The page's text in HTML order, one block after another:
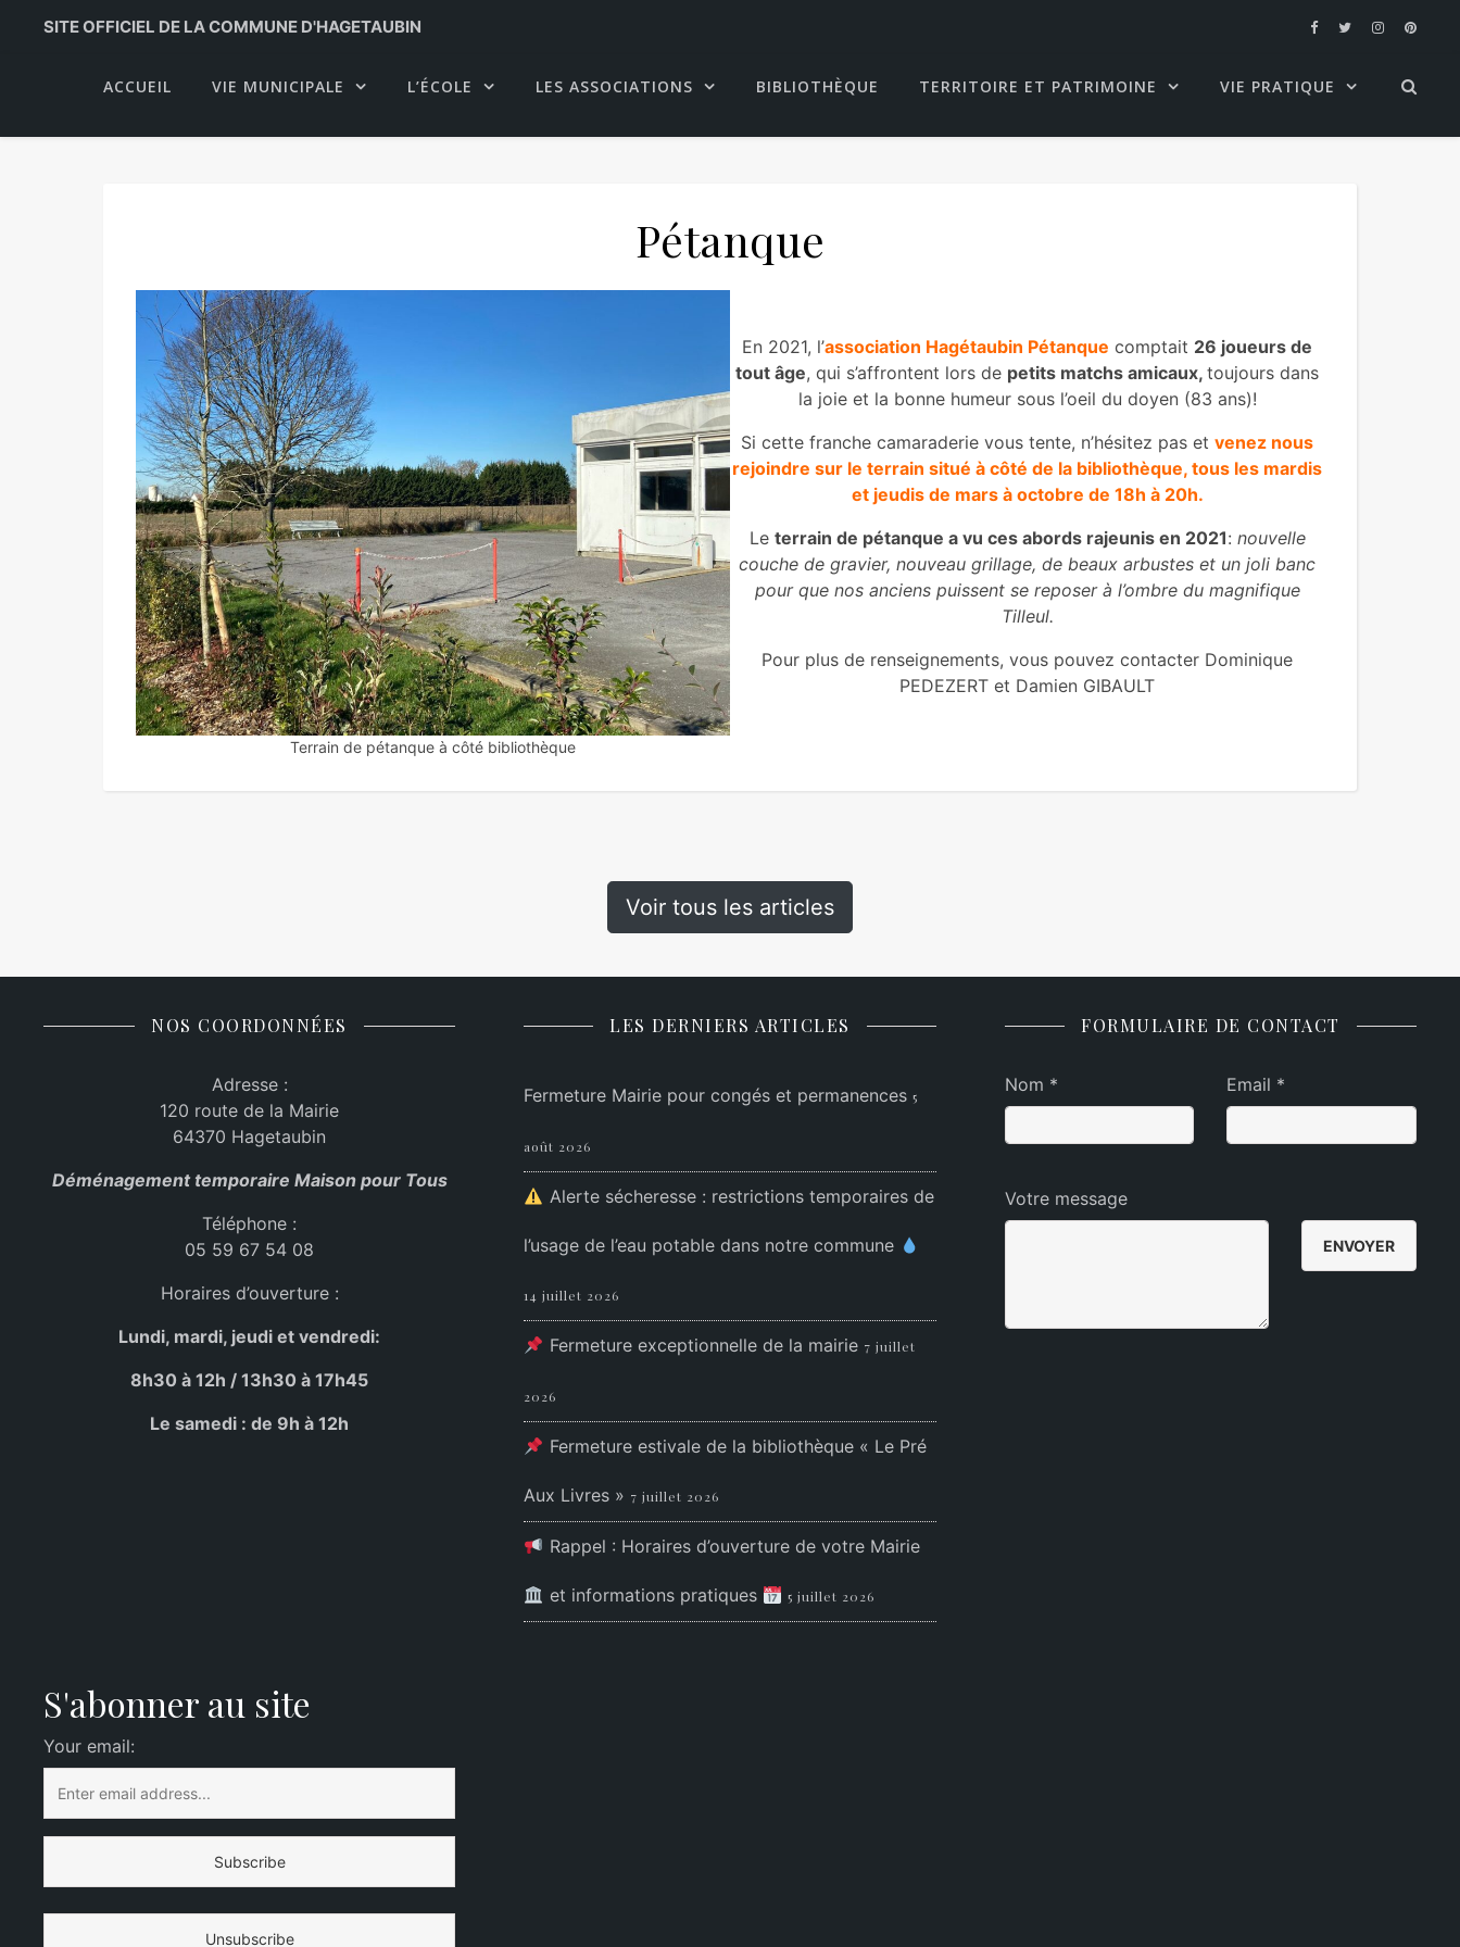
SITE OFFICIEL DE LA COMMUNE D'HAGETAUBIN
ACCUEIL VIE MUNICIPALE L’ÉCOLE LES ASSOCIATIONS BIBLIOTHÈQUE TERRITOIRE ET PATRIMOINE VIE PRATIQUE
Pétanque
Terrain de pétanque à côté bibliothèque
En 2021, l’association Hagétaubin Pétanque comptait 26 joueurs de
tout âge, qui s’affrontent lors de petits matchs amicaux, toujours dans
la joie et la bonne humeur sous l’oeil du doyen (83 ans)!
Si cette franche camaraderie vous tente, n’hésitez pas et venez nous
rejoindre sur le terrain situé à côté de la bibliothèque, tous les mardis
et jeudis de mars à octobre de 18h à 20h.
Le terrain de pétanque a vu ces abords rajeunis en 2021: nouvelle
couche de gravier, nouveau grillage, de beaux arbustes et un joli banc
pour que nos anciens puissent se reposer à l’ombre du magnifique
Tilleul.
Pour plus de renseignements, vous pouvez contacter Dominique
PEDEZERT et Damien GIBAULT
Voir tous les articles
NOS COORDONNÉES
Adresse :
120 route de la Mairie
64370 Hagetaubin
Déménagement temporaire Maison pour Tous
Téléphone :
05 59 67 54 08
Horaires d’ouverture :
Lundi, mardi, jeudi et vendredi:
8h30 à 12h / 13h30 à 17h45
Le samedi : de 9h à 12h
LES DERNIERS ARTICLES
Fermeture Mairie pour congés et permanences 5
août 2026
Alerte sécheresse : restrictions temporaires de
l’usage de l’eau potable dans notre commune
14 juillet 2026
Fermeture exceptionnelle de la mairie 7 juillet
2026
Fermeture estivale de la bibliothèque « Le Pré
Aux Livres » 7 juillet 2026
Rappel : Horaires d’ouverture de votre Mairie
et informations pratiques 5 juillet 2026
FORMULAIRE DE CONTACT
Nom * Email *
Votre message
S'abonner au site
Your email: